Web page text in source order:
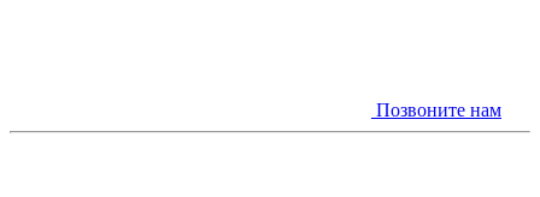
Позвоните нам